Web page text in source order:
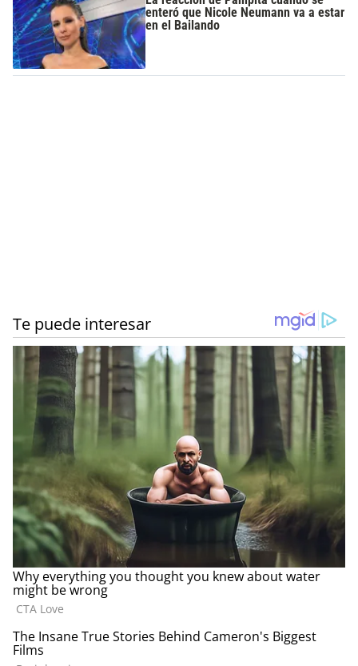
enteró que Nicole Neumann va a estar
en el Bailando